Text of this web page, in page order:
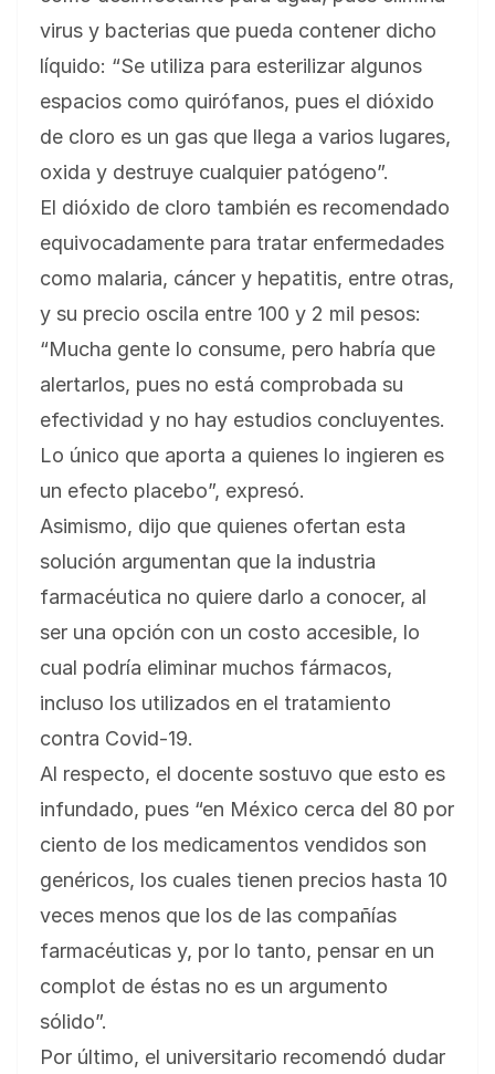
virus y bacterias que pueda contener dicho
líquido: “Se utiliza para esterilizar algunos
espacios como quirófanos, pues el dióxido
de cloro es un gas que llega a varios lugares,
oxida y destruye cualquier patógeno”.
El dióxido de cloro también es recomendado
equivocadamente para tratar enfermedades
como malaria, cáncer y hepatitis, entre otras,
y su precio oscila entre 100 y 2 mil pesos:
“Mucha gente lo consume, pero habría que
alertarlos, pues no está comprobada su
efectividad y no hay estudios concluyentes.
Lo único que aporta a quienes lo ingieren es
un efecto placebo”, expresó.
Asimismo, dijo que quienes ofertan esta
solución argumentan que la industria
farmacéutica no quiere darlo a conocer, al
ser una opción con un costo accesible, lo
cual podría eliminar muchos fármacos,
incluso los utilizados en el tratamiento
contra Covid-19.
Al respecto, el docente sostuvo que esto es
infundado, pues “en México cerca del 80 por
ciento de los medicamentos vendidos son
genéricos, los cuales tienen precios hasta 10
veces menos que los de las compañías
farmacéuticas y, por lo tanto, pensar en un
complot de éstas no es un argumento
sólido”.
Por último, el universitario recomendó dudar